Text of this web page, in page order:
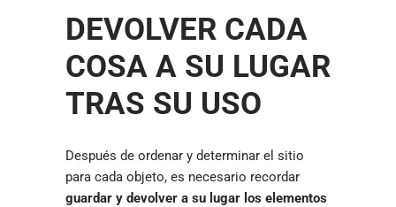
DEVOLVER CADA
COSA A SU LUGAR
TRAS SU USO
Después de ordenar y determinar el sitio
para cada objeto, es necesario recordar
guardar y devolver a su lugar los elementos